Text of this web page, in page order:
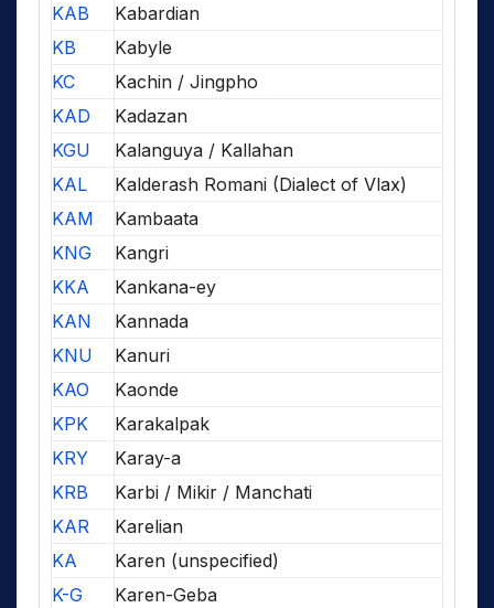
KAB
Kabardian
KB
Kabyle
KC
Kachin / Jingpho
KAD
Kadazan
KGU
Kalanguya / Kallahan
KAL
Kalderash Romani (Dialect of Vlax)
KAM
Kambaata
KNG
Kangri
KKA
Kankana-ey
KAN
Kannada
KNU
Kanuri
KAO
Kaonde
KPK
Karakalpak
KRY
Karay-a
KRB
Karbi / Mikir / Manchati
KAR
Karelian
KA
Karen (unspecified)
K-G
Karen-Geba